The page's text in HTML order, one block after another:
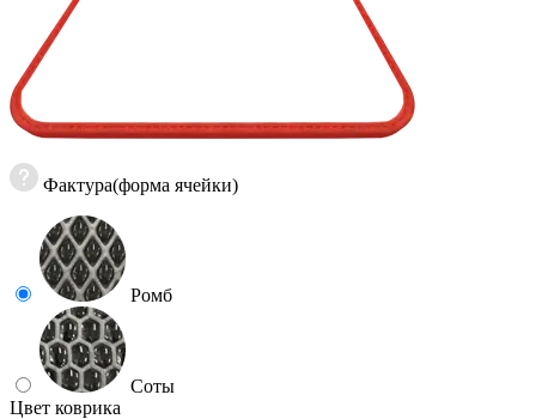
Фактура(форма ячейки)
Ромб
Соты
Цвет коврика